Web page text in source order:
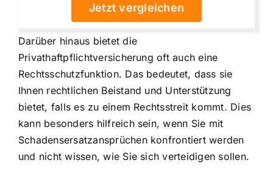
Jetzt vergleichen
Darüber hinaus bietet die
Privathaftpflichtversicherung oft auch eine
Rechtsschutzfunktion. Das bedeutet, dass sie
Ihnen rechtlichen Beistand und Unterstützung
bietet, falls es zu einem Rechtsstreit kommt. Dies
kann besonders hilfreich sein, wenn Sie mit
Schadensersatzansprüchen konfrontiert werden
und nicht wissen, wie Sie sich verteidigen sollen.